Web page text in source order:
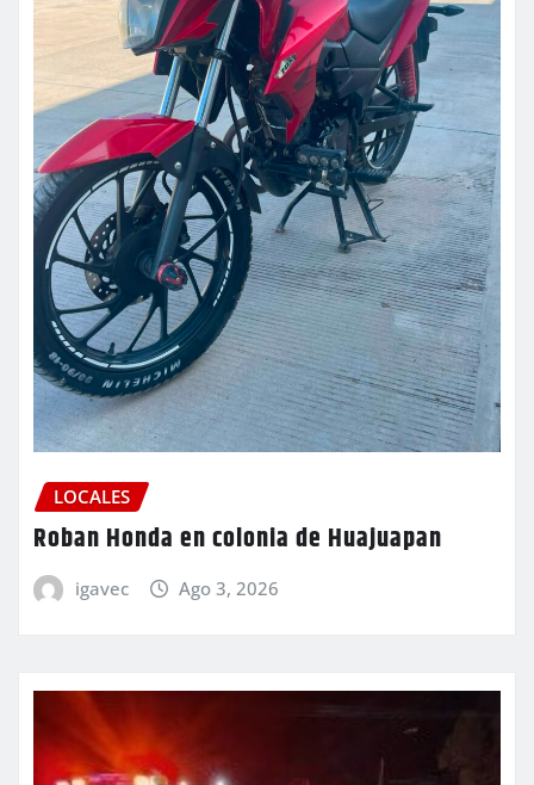
LOCALES
Roban Honda en colonia de Huajuapan
igavec Ago 3, 2026